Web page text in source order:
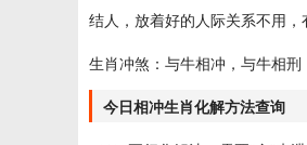
结人，放着好的人际关系不用
生肖冲煞：与牛相冲，与牛相
今日相冲生肖化解方法查询